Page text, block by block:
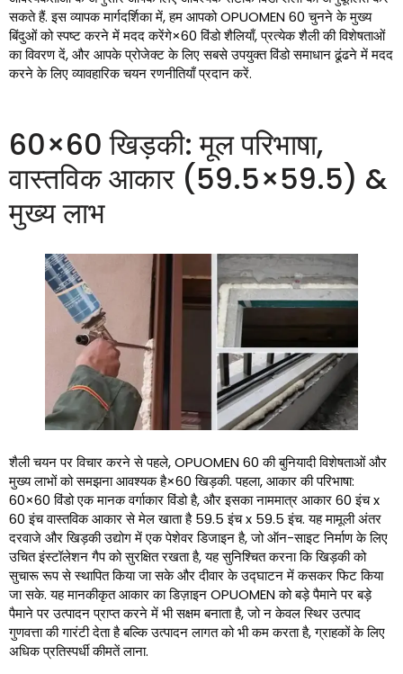
सकते हैं. इस व्यापक मार्गदर्शिका में, हम आपको OPUOMEN 60 चुनने के मुख्य
बिंदुओं को स्पष्ट करने में मदद करेंगे×60 विंडो शैलियाँ, प्रत्येक शैली की विशेषताओं
का विवरण दें, और आपके प्रोजेक्ट के लिए सबसे उपयुक्त विंडो समाधान ढूंढने में मदद
करने के लिए व्यावहारिक चयन रणनीतियाँ प्रदान करें.
60×60 खिड़की: मूल परिभाषा,
वास्तविक आकार (59.5×59.5) &
मुख्य लाभ
शैली चयन पर विचार करने से पहले, OPUOMEN 60 की बुनियादी विशेषताओं और
मुख्य लाभों को समझना आवश्यक है×60 खिड़की. पहला, आकार की परिभाषा:
60×60 विंडो एक मानक वर्गाकार विंडो है, और इसका नाममात्र आकार 60 इंच x
60 इंच वास्तविक आकार से मेल खाता है 59.5 इंच x 59.5 इंच. यह मामूली अंतर
दरवाजे और खिड़की उद्योग में एक पेशेवर डिजाइन है, जो ऑन-साइट निर्माण के लिए
उचित इंस्टॉलेशन गैप को सुरक्षित रखता है, यह सुनिश्चित करना कि खिड़की को
सुचारू रूप से स्थापित किया जा सके और दीवार के उद्घाटन में कसकर फिट किया
जा सके. यह मानकीकृत आकार का डिज़ाइन OPUOMEN को बड़े पैमाने पर बड़े
पैमाने पर उत्पादन प्राप्त करने में भी सक्षम बनाता है, जो न केवल स्थिर उत्पाद
गुणवत्ता की गारंटी देता है बल्कि उत्पादन लागत को भी कम करता है, ग्राहकों के लिए
अधिक प्रतिस्पर्धी कीमतें लाना.